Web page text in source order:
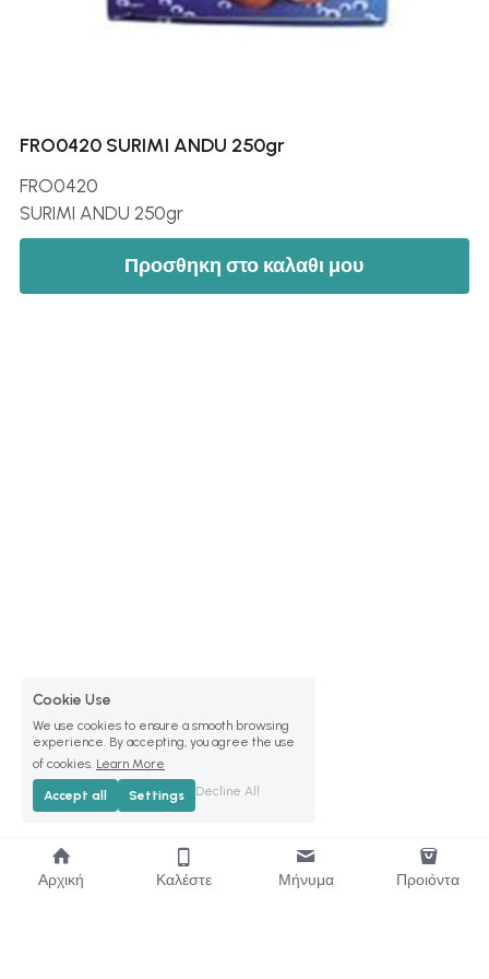
FRO0420 SURIMI ANDU 250gr
FRO0420
SURIMI ANDU 250gr
Προσθηκη στο καλαθι μου
Αρχική Καλέστε Μήνυμα Προιόντα
Cookie Use
We use cookies to ensure a smooth browsing
experience. By accepting, you agree the use
of cookies. Learn More
Accept all Settings Decline All